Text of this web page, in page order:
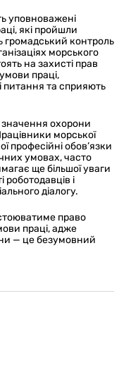
уповноважені
які пройшли
громадський контроль
морського
на захисті прав
праці,
питання та сприяють
значення охорони
морської
професійні обов’язки
умовах, часто
ще більшої уваги
роботодавців і
діалогу.
право
праці, адже
— це безумовний